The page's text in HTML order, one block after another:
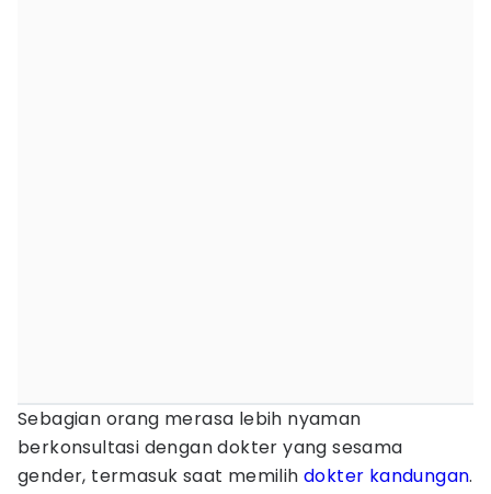
Sebagian orang merasa lebih nyaman
berkonsultasi dengan dokter yang sesama
gender, termasuk saat memilih dokter kandungan.